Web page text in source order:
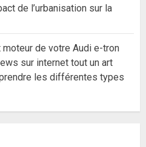
de l’urbanisation sur la
de votre Audi e-tron
sur internet tout un art
les différentes types